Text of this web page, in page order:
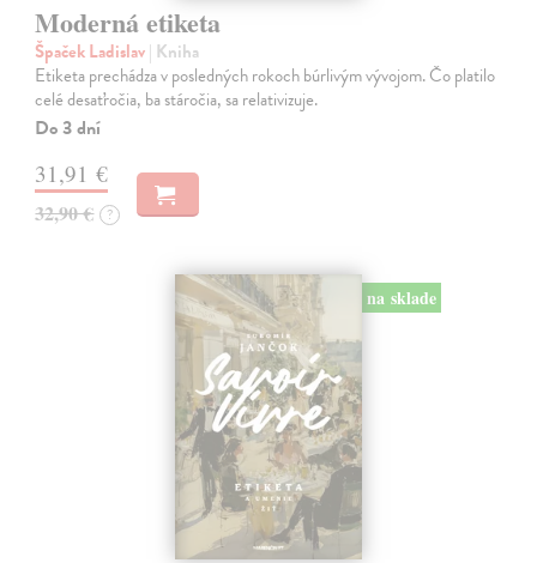
Moderná etiketa
Špaček Ladislav| Kniha
Etiketa prechádza v posledných rokoch búrlivým vývojom. Čo platilo
celé desaťročia, ba stáročia, sa relativizuje.
Do 3 dní
31,91 €
32,90 € ?
na sklade